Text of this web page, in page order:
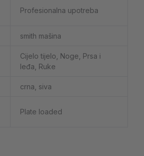
Profesionalna upotreba
smith mašina
Cijelo tijelo, Noge, Prsa i
leđa, Ruke
crna, siva
Plate loaded